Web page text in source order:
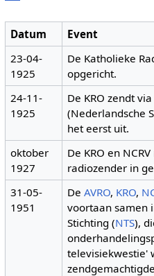
Datum
Event
23-04-
1925
De Katholieke
opgericht.
24-11-
1925
De KRO zendt
(Nederlandsche
het eerst uit.
oktober
1927
De KRO en
radiozender in
31-05-
1951
DeAVRO, KRO,
voortaan samen
Stichting (NTS),
televisiekwestie'